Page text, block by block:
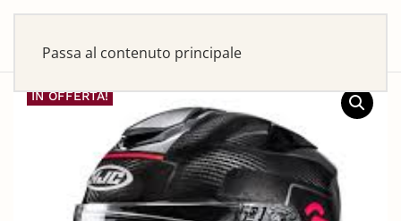
Passa al contenuto principale
IN OFFERTA!